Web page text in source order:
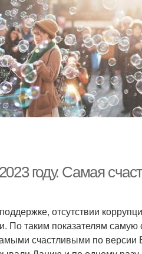
году. Самая
отсутствии
По таким показателям
счастливыми по версии